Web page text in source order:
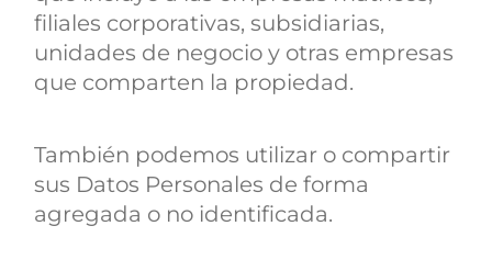
filiales corporativas, subsidiarias,
unidades de negocio y otras empresas
que comparten la propiedad.
También podemos utilizar o compartir
sus Datos Personales de forma
agregada o no identificada.